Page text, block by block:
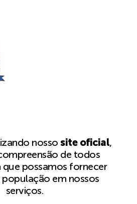
nossosite oficial,
de todos
que possamos fornecer
população em nossos
serviços.